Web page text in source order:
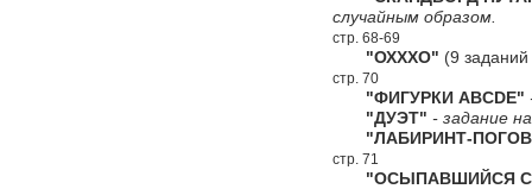
случайным образом.
стр. 68-69
"ОХХХО" (9
стр. 70
"ФИГУРКИ ABCDE"
"ДУЭТ" - задание
"ЛАБИРИНТ-
стр. 71
"ОСЫПАВШИЙСЯ